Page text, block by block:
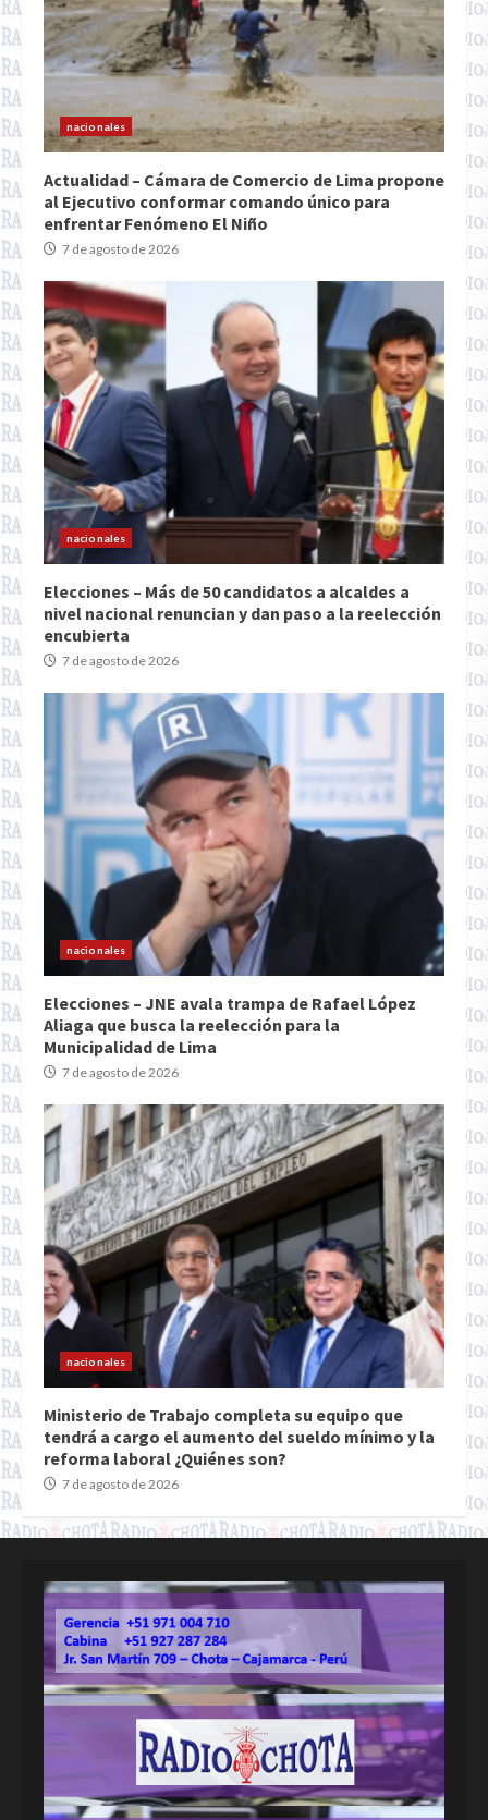
nacionales
Actualidad – Cámara de Comercio de Lima propone
al Ejecutivo conformar comando único para
enfrentar Fenómeno El Niño
7 de agosto de 2026
nacionales
Elecciones – Más de 50 candidatos a alcaldes a
nivel nacional renuncian y dan paso a la reelección
encubierta
7 de agosto de 2026
nacionales
Elecciones – JNE avala trampa de Rafael López
Aliaga que busca la reelección para la
Municipalidad de Lima
7 de agosto de 2026
nacionales
Ministerio de Trabajo completa su equipo que
tendrá a cargo el aumento del sueldo mínimo y la
reforma laboral ¿Quiénes son?
7 de agosto de 2026